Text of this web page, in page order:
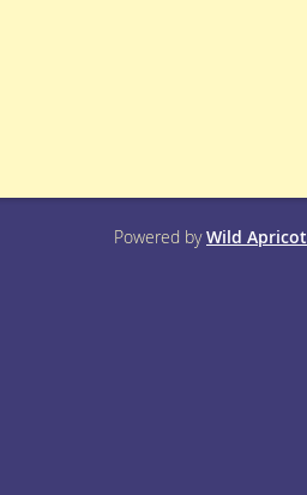
Powered byWild Apricot